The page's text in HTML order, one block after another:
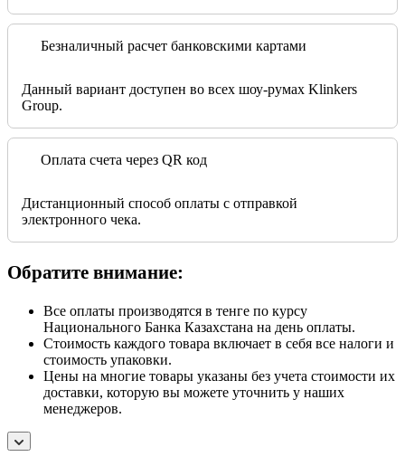
Безналичный расчет банковскими картами
Данный вариант доступен во всех шоу-румах Klinkers
Group.
Оплата счета через QR код
Дистанционный способ оплаты с отправкой
электронного чека.
Обратите внимание:
Все оплаты производятся в тенге по курсу
Национального Банка Казахстана на день оплаты.
Стоимость каждого товара включает в себя все налоги и
стоимость упаковки.
Цены на многие товары указаны без учета стоимости их
доставки, которую вы можете уточнить у наших
менеджеров.